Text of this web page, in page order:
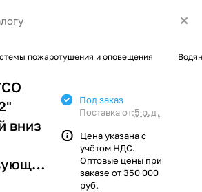
пожаротушения и оповещения
вниз
Под заказ
Поставка от:5 р.д.
Цена указана с
учётом НДС.
Оптовые цены при
заказе от 350 000
руб.